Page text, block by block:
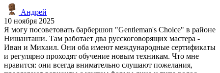
Андрей
10 ноября 2025
Я могу посоветовать барбершоп "Gentleman's Choice" в районе
Нишанташи. Там работает два русскоговорящих мастера -
Иван и Михаил. Они оба имеют международные сертификаты
и регулярно проходят обучение новым техникам. Что мне
нравится: они всегда внимательно слушают пожелания,